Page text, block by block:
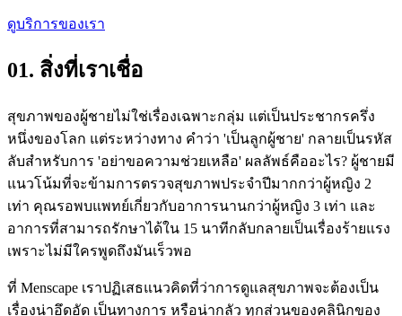
ดูบริการของเรา
01. สิ่งที่เราเชื่อ
สุขภาพของผู้ชายไม่ใช่เรื่องเฉพาะกลุ่ม แต่เป็นประชากรครึ่ง
หนึ่งของโลก แต่ระหว่างทาง คำว่า 'เป็นลูกผู้ชาย' กลายเป็นรหัส
ลับสำหรับการ 'อย่าขอความช่วยเหลือ' ผลลัพธ์คืออะไร? ผู้ชายมี
แนวโน้มที่จะข้ามการตรวจสุขภาพประจำปีมากกว่าผู้หญิง 2
เท่า คุณรอพบแพทย์เกี่ยวกับอาการนานกว่าผู้หญิง 3 เท่า และ
อาการที่สามารถรักษาได้ใน 15 นาทีกลับกลายเป็นเรื่องร้ายแรง
เพราะไม่มีใครพูดถึงมันเร็วพอ
ที่ Menscape เราปฏิเสธแนวคิดที่ว่าการดูแลสุขภาพจะต้องเป็น
เรื่องน่าอึดอัด เป็นทางการ หรือน่ากลัว ทุกส่วนของคลินิกของ